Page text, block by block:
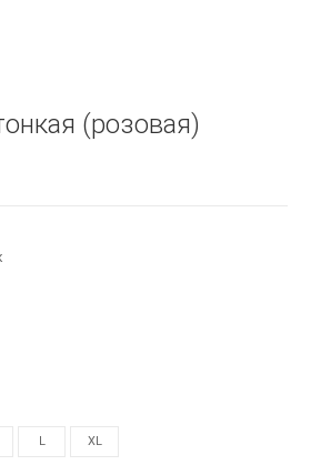
(розовая)
L XL